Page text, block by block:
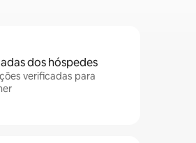
dos hóspedes
verificadas para